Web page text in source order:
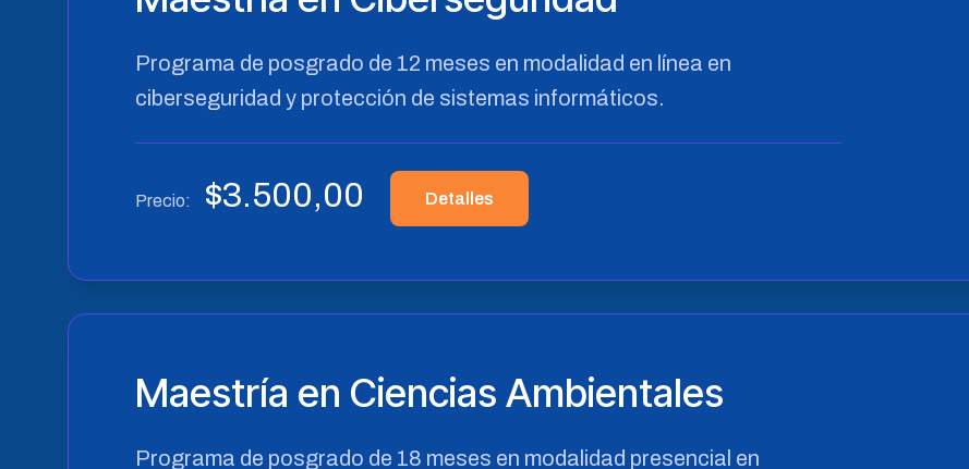
Programa de posgrado de 12 meses en modalidad en línea en
ciberseguridad y protección de sistemas informáticos.
Precio: $3.500,00 Detalles
Maestría en Ciencias Ambientales
Programa de posgrado de 18 meses en modalidad presencial en